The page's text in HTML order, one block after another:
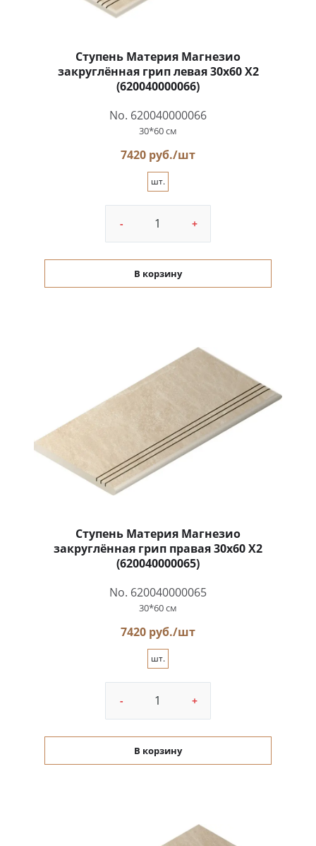
Ступень Материя Магнезио
закруглённая грип левая 30x60 X2
(620040000066)
No. 620040000066
30*60 см
7420 руб./шт
шт.
- +
В корзину
Ступень Материя Магнезио
закруглённая грип правая 30x60 X2
(620040000065)
No. 620040000065
30*60 см
7420 руб./шт
шт.
- +
В корзину